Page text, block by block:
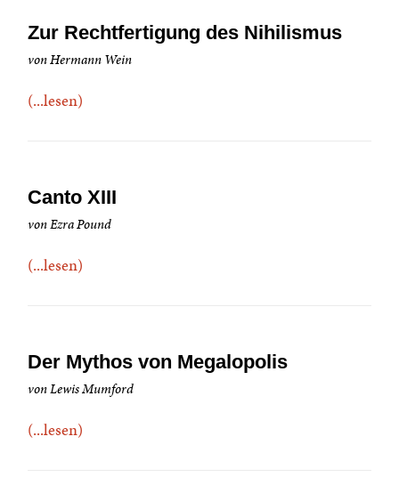
Zur Rechtfertigung des Nihilismus
von Hermann Wein
(...lesen)
Canto XIII
von Ezra Pound
(...lesen)
Der Mythos von Megalopolis
von Lewis Mumford
(...lesen)